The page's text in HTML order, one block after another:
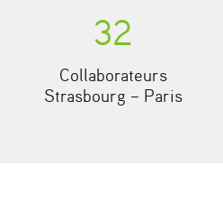
32
Collaborateurs
Strasbourg – Paris